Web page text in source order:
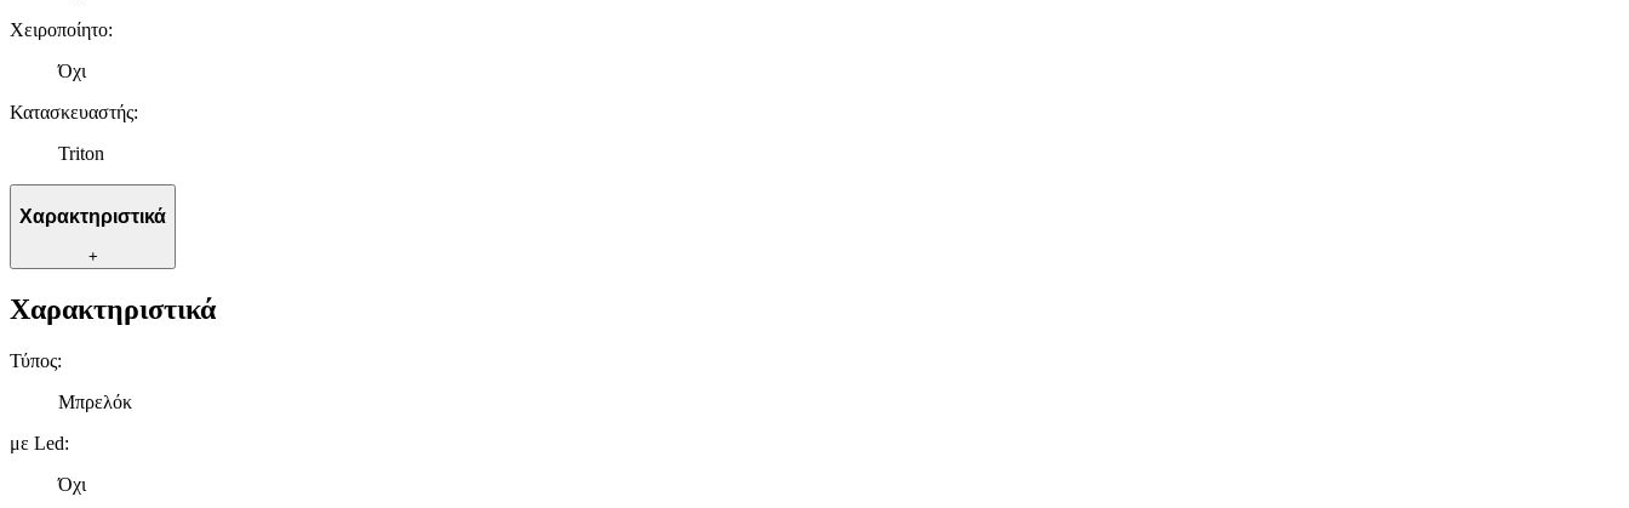
Χειροποίητο:
Όχι
Κατασκευαστής:
Triton
Χαρακτηριστικά
+
Χαρακτηριστικά
Τύπος:
Μπρελόκ
με Led:
Όχι